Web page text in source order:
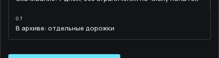
В архиве: отдельные дорожки